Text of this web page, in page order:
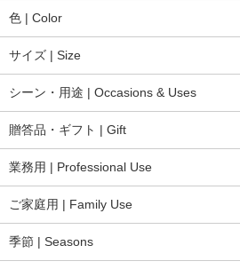
色 | Color
サイズ | Size
シーン・用途 | Occasions & Uses
贈答品・ギフト | Gift
業務用 | Professional Use
ご家庭用 | Family Use
季節 | Seasons